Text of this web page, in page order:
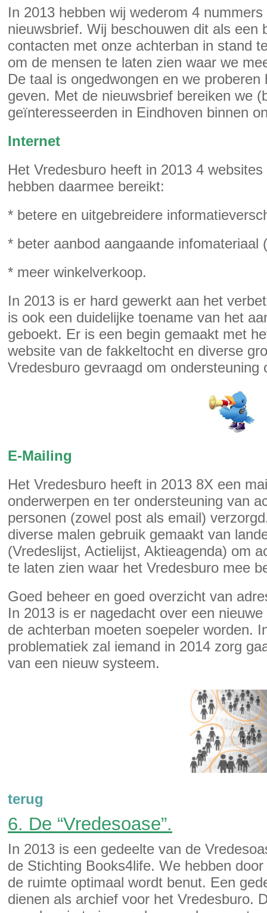
In 2013 hebben wij wederom 4
nieuwsbrief. Wij beschouwen dit als een
contacten met onze achterban in stand
om de mensen te laten zien waar we
De taal is ongedwongen en we
geven. Met de nieuwsbrief bereiken we
geïnteresseerden in Eindhoven binnen
Internet
Het Vredesburo heeft in 2013 4
hebben daarmee bereikt:
* betere en uitgebreidere
* beter aanbod aangaande infomateriaal
* meer winkelverkoop.
In 2013 is er hard gewerkt aan het
is ook een duidelijke toename van het
geboekt. Er is een begin gemaakt met
website van de fakkeltocht en diverse
Vredesburo gevraagd om ondersteuning
E-Mailing
Het Vredesburo heeft in 2013 8X een
onderwerpen en ter ondersteuning van
personen (zowel post als email)
diverse malen gebruik gemaakt van
(Vredeslijst, Actielijst, Aktieagenda) om
te laten zien waar het Vredesburo mee
Goed beheer en goed overzicht van
In 2013 is er nagedacht over een
de achterban moeten soepeler worden.
problematiek zal iemand in 2014 zorg
van een nieuw systeem.
terug
6. De “Vredesoase”.
In 2013 is een gedeelte van de
de Stichting Books4life. We hebben
de ruimte optimaal wordt benut. Een
dienen als archief voor het Vredesburo.